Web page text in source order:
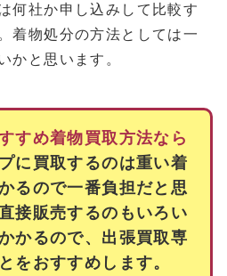
何社か申し込みして比較す
着物処分の方法としては一
かと思います。
すめ着物買取方法なら
に買取するのは重い着
るので一番負担だと思
接販売するのもいろい
かるので、出張買取専
をおすすめします。